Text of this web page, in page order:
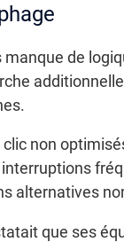
de
non
alternatives
que ses